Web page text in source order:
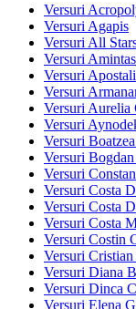
Versuri
Versuri Agapis
Versuri All
Versuri Amintas
Versuri
Versuri
Versuri Aurelia
Versuri
Versuri
Versuri
Versuri
Versuri Costa
Versuri Costa
Versuri Costa
Versuri Costin
Versuri Cristian
Versuri Diana
Versuri Dinca
Versuri Elena